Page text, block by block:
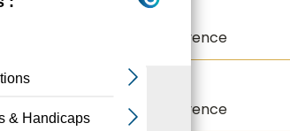
Marie LE GUAY
Conservatoire d’Aix-en-Provence
DEBARGUE
Conservatoire d’Aix-en-Provence